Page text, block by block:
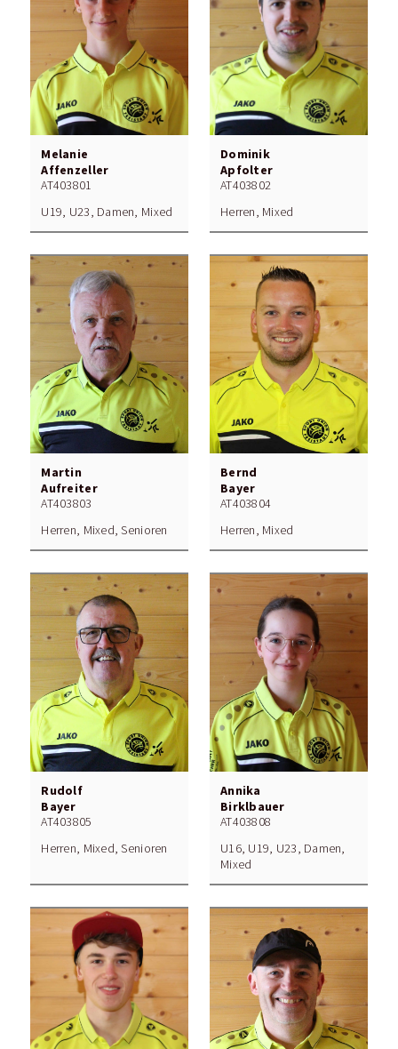
Melanie
Affenzeller
AT403801
U19, U23, Damen, Mixed
Dominik
Apfolter
AT403802
Herren, Mixed
Martin
Aufreiter
AT403803
Herren, Mixed, Senioren
Bernd
Bayer
AT403804
Herren, Mixed
Rudolf
Bayer
AT403805
Herren, Mixed, Senioren
Annika
Birklbauer
AT403808
U16, U19, U23, Damen,
Mixed